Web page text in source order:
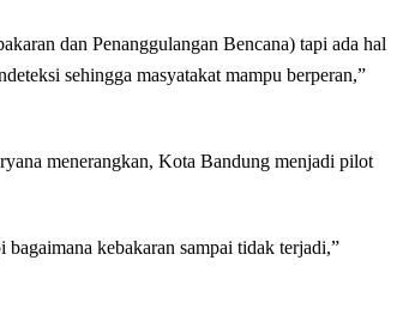
dan Penanggulangan Bencana) tapi ada hal
sehingga masyatakat mampu berperan,”
menerangkan, Kota Bandung menjadi pilot
kebakaran sampai tidak terjadi,”